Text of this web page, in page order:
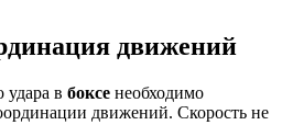
движений
в боксе необходимо
движений. Скорость не